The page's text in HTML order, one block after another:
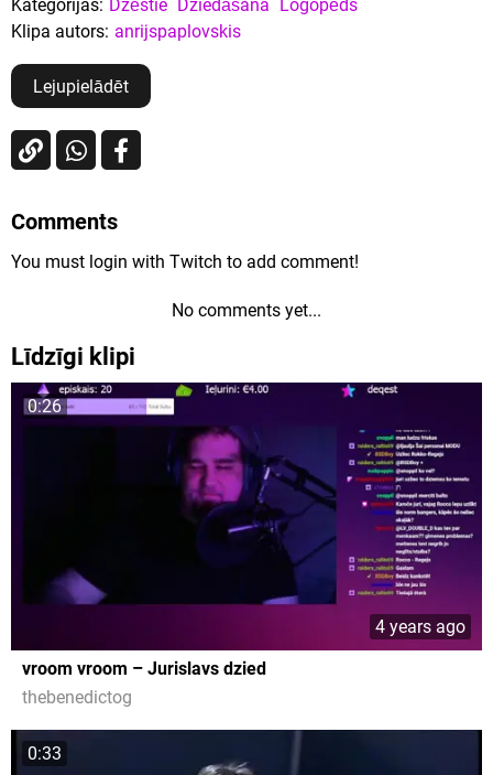
Kategorijas: Dzēstie Dziedāšana Logopēds
Klipa autors: anrijspaplovskis
Lejupielādēt
Comments
You must login with Twitch to add comment!
No comments yet...
Līdzīgi klipi
0:26
4 years ago
vroom vroom – Jurislavs dzied
thebenedictog
0:33